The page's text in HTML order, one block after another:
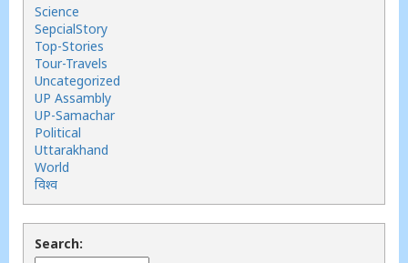
Science
SepcialStory
Top-Stories
Tour-Travels
Uncategorized
UP Assambly
UP-Samachar
Political
Uttarakhand
World
विश्व
Search: